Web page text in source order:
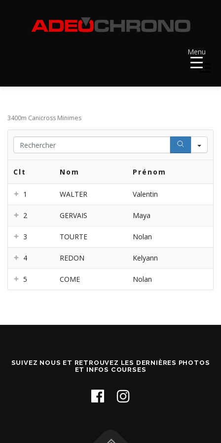
Menu
Menu
RÉCOMPENSES
3400m Canicross Minimes
Clt Nom Prénom
1 WALTER Valentin
2 GERVAIS Maya
3 TOURTE Nolan
4 REDON Kelyann
5 COME Nolan
SUIVEZ NOUS ET RETROUVEZ LES DERNIÈRES PHOTOS
ET INFOS COURSES